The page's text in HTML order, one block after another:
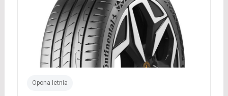
Opona letnia